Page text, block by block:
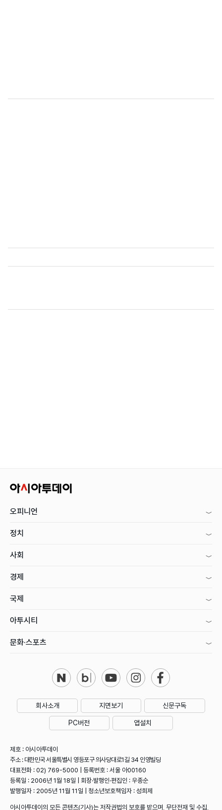
오피니언
정치
사회
경제
국제
아투시티
문화·스포츠
회사소개 지면보기 신문구독
PC버전 앱설치
제호 : 아시아투데이
주소 : 대한민국 서울특별시 영등포구 의사당대로1길 34 인영빌딩
대표전화 : 02) 769-5000 | 등록번호 : 서울 아00160
등록일 : 2006년 1월 18일 | 회장·발행인·편집인 : 우종순
발행일자 : 2005년 11월 11일 | 청소년보호책임자 : 성희제
아시아투데이의 모든 콘텐츠(기사)는 저작권법의 보호를 받으며, 무단전재 및 수집,